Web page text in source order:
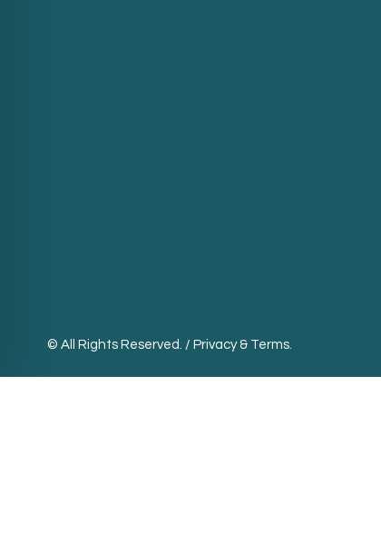
© All Rights Reserved. / Privacy & Terms.